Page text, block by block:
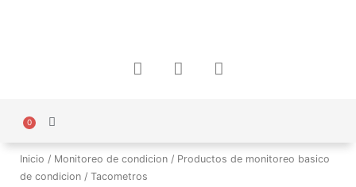
F
a
o
o
k
I
n
g
r
W
h
a
p
0
Carrito
Inicio / Monitoreo de condicion / Productos de monitoreo basico
de condicion / Tacometros